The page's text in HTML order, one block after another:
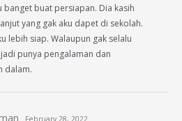
banget buat persiapan. Dia kasih
yang gak aku dapet di sekolah.
lebih siap. Walaupun gak selalu
punya pengalaman dan
dalam.
February 28, 2022